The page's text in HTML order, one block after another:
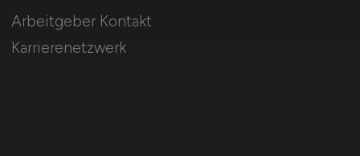
Arbeitgeber Kontakt
Karrierenetzwerk